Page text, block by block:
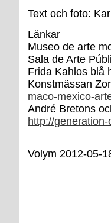
Text och foto:
Länkar
Museo de arte
Sala de Arte
Frida Kahlos blå
Konstmässan
maco-mexico-
André Bretons
http://
Volym 2012-05-